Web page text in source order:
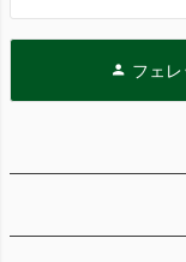
フェ